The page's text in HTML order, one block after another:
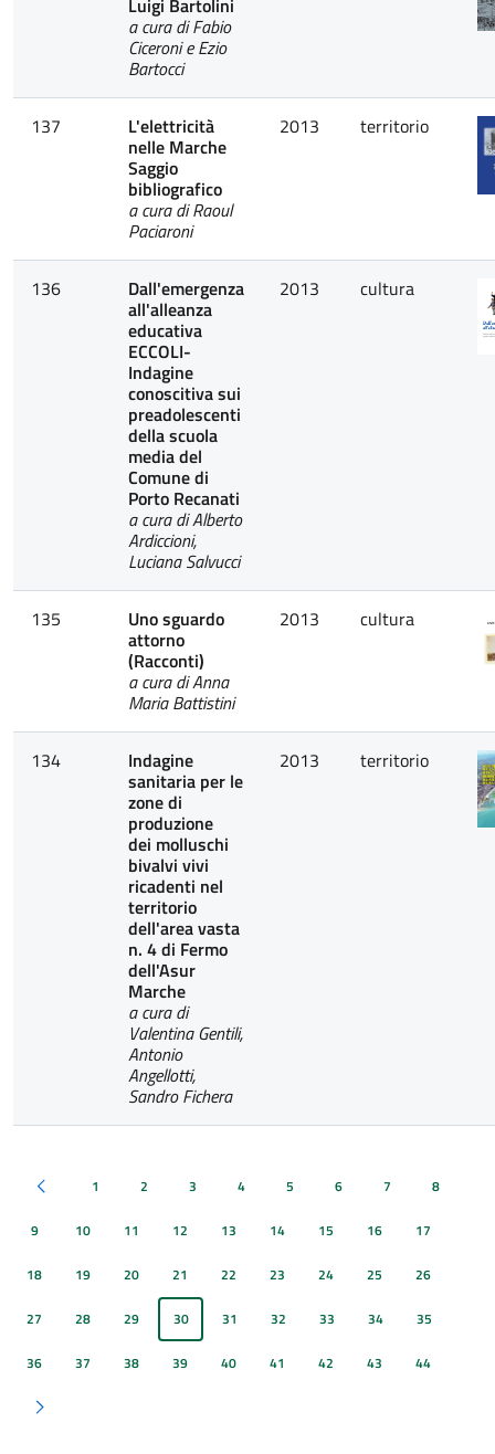
a cura di Fabio
Ciceroni e Ezio
Bartocci
137 L'elettricità
nelle Marche
Saggio
bibliografico
a cura di Raoul
Paciaroni
2013 territorio
136 Dall'emergenza
all'alleanza
educativa
ECCOLI-
Indagine
conoscitiva sui
preadolescenti
della scuola
media del
Comune di
Porto Recanati
a cura di Alberto
Ardiccioni,
Luciana Salvucci
2013 cultura
135 Uno sguardo
attorno
(Racconti)
a cura di Anna
Maria Battistini
2013 cultura
134 Indagine
sanitaria per le
zone di
produzione
dei molluschi
bivalvi vivi
ricadenti nel
territorio
dell'area vasta
n. 4 di Fermo
dell'Asur
Marche
a cura di
Valentina Gentili,
Antonio
Angellotti,
Sandro Fichera
2013 territorio
Pagina precedente
1 2 3 4 5 6 7 8
9 10 11 12 13 14 15 16 17
18 19 20 21 22 23 24 25 26
27 28 29 30 31 32 33 34 35
36 37 38 39 40 41 42 43 44
Pagina successiva